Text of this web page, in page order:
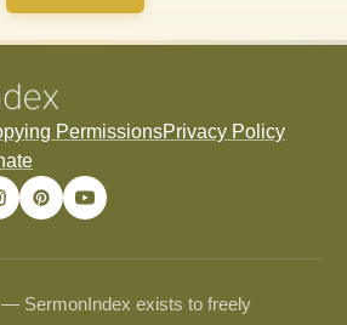
PermissionsPrivacy Policy
SermonIndex exists to freely